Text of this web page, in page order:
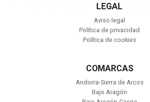
LEGAL
Aviso legal
Política de privacidad
Política de cookies
COMARCAS
Andorra-Sierra de Arcos
Bajo Aragón